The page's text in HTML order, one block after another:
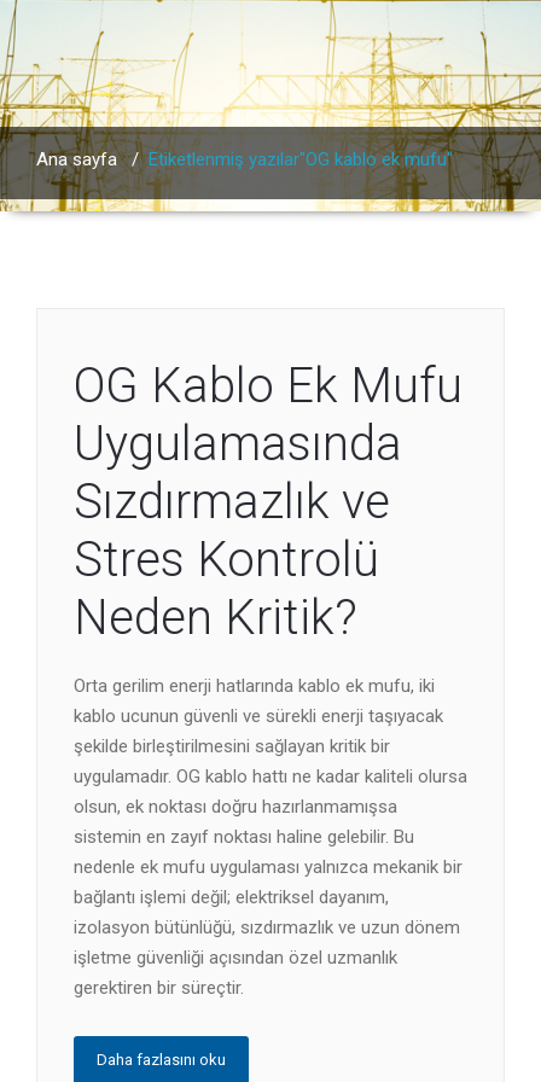
Ana sayfa/Etiketlenmiş yazılar"OG kablo ek mufu"
OG Kablo Ek Mufu
Uygulamasında
Sızdırmazlık ve
Stres Kontrolü
Neden Kritik?
Orta gerilim enerji hatlarında kablo ek mufu, iki
kablo ucunun güvenli ve sürekli enerji taşıyacak
şekilde birleştirilmesini sağlayan kritik bir
uygulamadır. OG kablo hattı ne kadar kaliteli olursa
olsun, ek noktası doğru hazırlanmamışsa
sistemin en zayıf noktası haline gelebilir. Bu
nedenle ek mufu uygulaması yalnızca mekanik bir
bağlantı işlemi değil; elektriksel dayanım,
izolasyon bütünlüğü, sızdırmazlık ve uzun dönem
işletme güvenliği açısından özel uzmanlık
gerektiren bir süreçtir.
Daha fazlasını oku